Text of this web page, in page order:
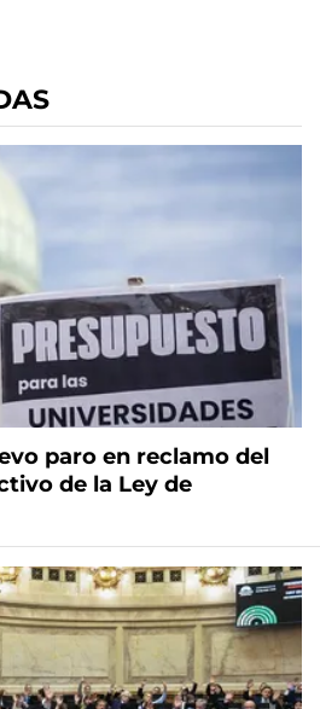
paro en reclamo del
de la Ley de